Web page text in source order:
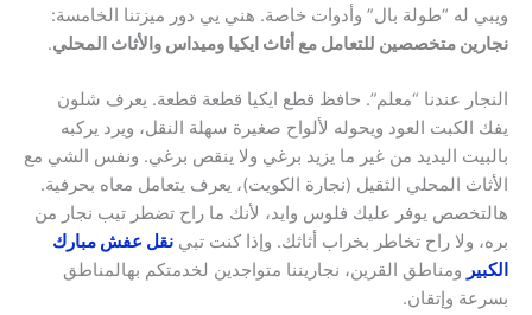
ويبي له “طولة بال” وأدوات خاصة. هني يي دور ميزتنا الخامسة:
نجارين متخصصين للتعامل مع أثاث ايكيا وميداس والأثاث المحلي.
النجار عندنا “معلم”. حافظ قطع ايكيا قطعة قطعة. يعرف شلون
يفك الكبت العود ويحوله لألواح صغيرة سهلة النقل، ويرد يركبه
بالبيت اليديد من غير ما يزيد برغي ولا ينقص برغي. ونفس الشي مع
الأثاث المحلي الثقيل (نجارة الكويت)، يعرف يتعامل معاه بحرفية.
هالتخصص يوفر عليك فلوس وايد، لأنك ما راح تضطر تيب نجار من
بره، ولا راح تخاطر بخراب أثاثك. وإذا كنت تبي نقل عفش مبارك
الكبير ومناطق القرين، نجاريننا متواجدين لخدمتكم بهالمناطق
بسرعة وإتقان.